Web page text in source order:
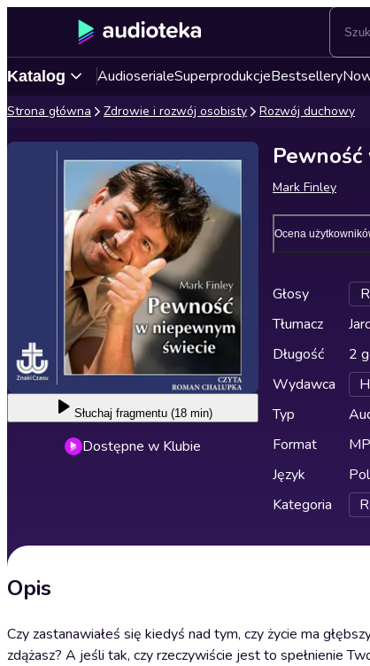
Katalog AudioserialeSuperprodukcjeBestsellery
Strona główna Zdrowie i rozwój osobisty Rozwój duchowy
Słuchaj fragmentu (18 min)
Dostępne w Klubie
Mark Finley
Ocena
Głosy
Tłumacz
Długość
2
Wydawca
Typ
Format
Język
Kategoria
Opis
Czy zastanawiałeś się kiedyś nad tym, czy życie ma
zdążasz? A jeśli tak, czy rzeczywiście jest to spełnienie